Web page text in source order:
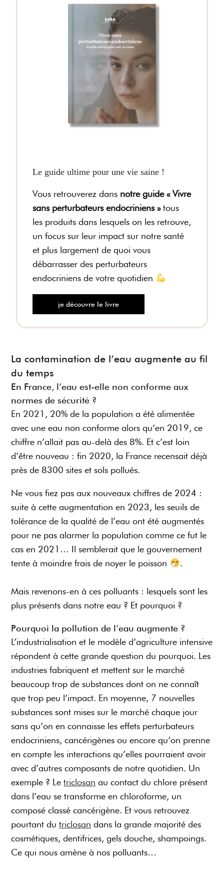
Le guide ultime pour une vie saine !
Vous retrouverez dans notre guide « Vivre
sans perturbateurs endocriniens »tous
les produits dans lesquels on les retrouve,
un focus sur leur impact sur notre santé
et plus largement de quoi vous
débarrasser des perturbateurs
endocriniens de votre quotidien
je découvre le livre
La contamination de l’eau augmente au fil
du temps
En France, l’eau est-elle non conforme aux
normes de sécurité ?
En 2021, 20% de la population a été alimentée
avec une eau non conforme alors qu’en 2019, ce
chiffre n’allait pas au-delà des 8%. Et c’est loin
d’être nouveau : fin 2020, la France recensait déjà
près de 8300 sites et sols pollués.
Ne vous fiez pas aux nouveaux chiffres de 2024 :
suite à cette augmentation en 2023, les seuils de
tolérance de la qualité de l’eau ont été augmentés
pour ne pas alarmer la population comme ce fut le
cas en 2021… Il semblerait que le gouvernement
tente à moindre frais de noyer le poisson
.
Mais revenons-en à ces polluants : lesquels sont les
plus présents dans notre eau ? Et pourquoi ?
Pourquoi la pollution de l’eau augmente ?
L’industrialisation et le modèle d’agriculture intensive
répondent à cette grande question du pourquoi. Les
industries fabriquent et mettent sur le marché
beaucoup trop de substances dont on ne connaît
que trop peu l’impact. En moyenne, 7 nouvelles
substances sont mises sur le marché chaque jour
sans qu’on en connaisse les effets perturbateurs
endocriniens, cancérigènes ou encore qu’on prenne
en compte les interactions qu’elles pourraient avoir
avec d’autres composants de notre quotidien. Un
exemple ? Letriclosan au contact du chlore présent
dans l’eau se transforme en chloroforme, un
composé classé cancérigène. Et vous retrouvez
pourtant dutriclosan dans la grande majorité des
cosmétiques, dentifrices, gels douche, shampoings.
Ce qui nous amène à nos polluants…